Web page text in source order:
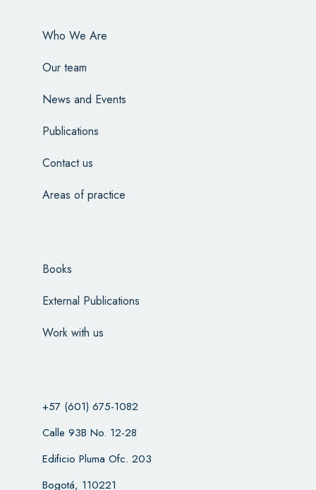
Who We Are
Our team
News and Events
Publications
Contact us
Areas of practice
Books
External Publications
Work with us
+57 (601) 675-1082
Calle 93B No. 12-28
Edificio Pluma Ofc. 203
Bogotá, 110221